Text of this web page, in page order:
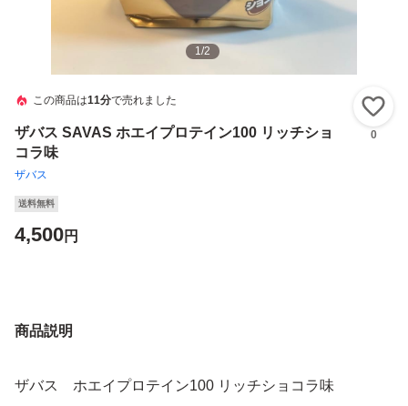
1/2
この商品は11分で売れました
ザバス SAVAS ホエイプロテイン100 リッチショ
コラ味
ザバス
0
送料無料
4,500円
商品説明
ザバス ホエイプロテイン100 リッチショコラ味